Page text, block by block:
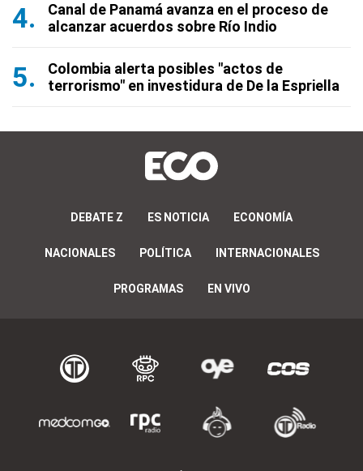
Canal de Panamá avanza en el proceso de
alcanzar acuerdos sobre Río Indio
Colombia alerta posibles "actos de
terrorismo" en investidura de De la Espriella
DEBATE Z ES NOTICIA ECONOMÍA
NACIONALES POLÍTICA INTERNACIONALES
PROGRAMAS EN VIVO